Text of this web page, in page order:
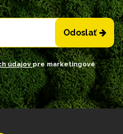
Odoslať
údajovpre marketingové